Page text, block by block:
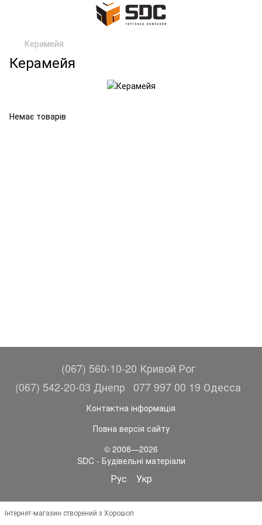
Керамейя
Керамейя
Немає товарів
(067) 560-10-20 Кривой Рог
(067) 542-20-03 Днепр
077 997 00 19 Одесса
Контактна інформація
Повна версія сайту
© 2008—2026
SDC - Будівельні матеріали
Рус Укр
Інтернет-магазин створений з Хорошоп